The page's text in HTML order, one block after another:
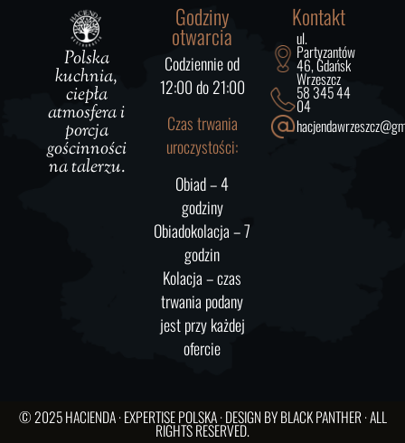
Kontakt
ul.
Partyzantów
46, Gdańsk
Wrzeszcz
58 345 44
04
Polska
kuchnia,
ciepła
atmosfera i
porcja
gościnności
na talerzu.
Godziny
otwarcia
Codziennie od
12:00 do 21:00
Czas trwania
uroczystości:
Obiad – 4
godziny
Obiadokolacja – 7
godzin
Kolacja – czas
trwania podany
jest przy każdej
ofercie
© 2025 HACIENDA ·EXPERTISE POLSKA· DESIGN BYBLACK PANTHER· ALL
RIGHTS RESERVED.